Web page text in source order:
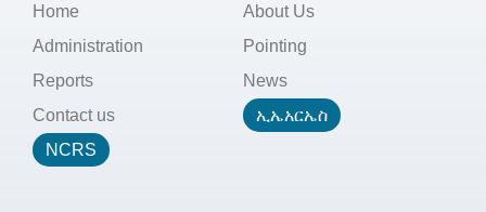
Home
About Us
Administration
Pointing
Reports
News
Contact us
ኢኤአርኤስ
NCRS